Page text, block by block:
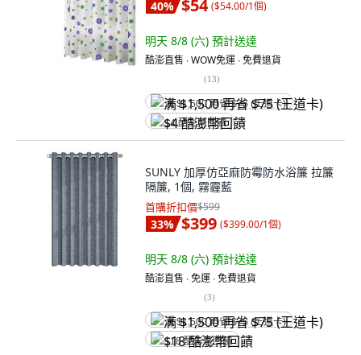
40% $54 ($54.00/1個)
明天 8/8 (六) 預計送達
酷澎直售 ∙ WOW免運 ∙ 免費退貨
(13)
满 $1,500 再省 $75 (王道卡)
$4 酷澎幣回饋
SUNLY 加厚仿亞麻防霉防水浴簾 拉簾
隔簾, 1個, 霧霾藍
首購折扣價$599
33% $399 ($399.00/1個)
明天 8/8 (六) 預計送達
酷澎直售 ∙ 免運 ∙ 免費退貨
(3)
满 $1,500 再省 $75 (王道卡)
$18 酷澎幣回饋